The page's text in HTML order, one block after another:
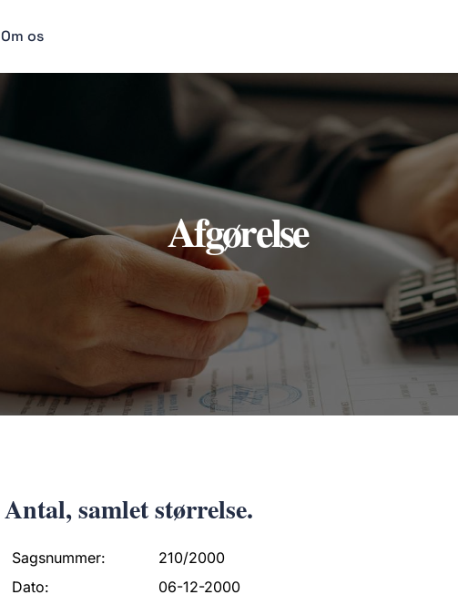
Om os
Afgørelse
Antal, samlet størrelse.
Sagsnummer:
210/2000
Dato:
06-12-2000